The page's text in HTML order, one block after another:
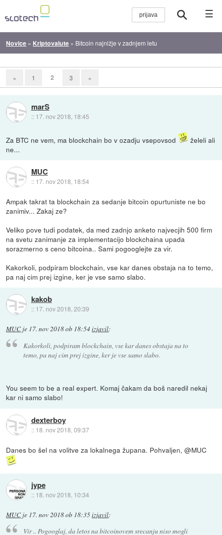
☰
Novice » Kriptovalute » Bitcoin najnižje v zadnjem letu
« 1 2 3 »
marS
:: 17. nov 2018, 18:45
Za BTC ne vem, ma blockchain bo v ozadju vsepovsod
želeli ali
ne...
MUC
:: 17. nov 2018, 18:54
Ampak takrat ta blockchain za sedanje bitcoin opurtuniste ne bo
zanimiv... Zakaj ze?
Veliko pove tudi podatek, da med zadnjo anketo najvecjih 500 firm
na svetu zanimanje za implementacijo blockchaina upada
sorazmerno s ceno bitcoina.. Sami pogooglejte za vir.
Kakorkoli, podpiram blockchain, vse kar danes obstaja na to temo,
pa naj cim prej izgine, ker je vse samo slabo.
kakob
:: 17. nov 2018, 20:39
MUCje 17. nov 2018 ob 18:54izjavil:
Kakorkoli, podpiram blockchain, vse kar danes obstaja na to
temo, pa naj cim prej izgine, ker je vse samo slabo.
You seem to be a real expert. Komaj čakam da boš naredil nekaj
kar ni samo slabo!
dexterboy
:: 18. nov 2018, 09:37
Danes bo šel na volitve za lokalnega župana. Pohvaljen, @MUC
jype
:: 18. nov 2018, 10:34
MUCje 17. nov 2018 ob 18:35izjavil:
Vir .. Pogooglaj, da letos na bitcoinovem srecanju niso mogli